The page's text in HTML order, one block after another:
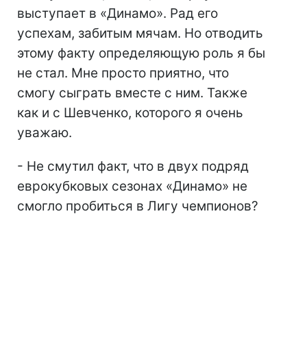
выступает в «Динамо». Рад его
успехам, забитым мячам. Но отводить
этому факту определяющую роль я бы
не стал. Мне просто приятно, что
смогу сыграть вместе с ним. Также
как и с Шевченко, которого я очень
уважаю.
- Не смутил факт, что в двух подряд
еврокубковых сезонах «Динамо» не
смогло пробиться в Лигу чемпионов?